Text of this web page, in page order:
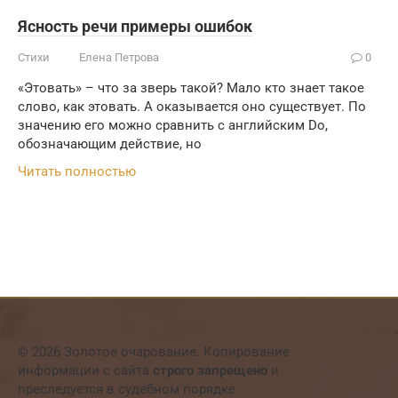
Ясность речи примеры ошибок
Стихи Елена Петрова 0
«Этовать» – что за зверь такой? Мало кто знает такое
слово, как этовать. А оказывается оно существует. По
значению его можно сравнить с английским Do,
обозначающим действие, но
Читать полностью
© 2026 Золотое очарование. Копирование
информации с сайта строго запрещено и
преследуется в судебном порядке